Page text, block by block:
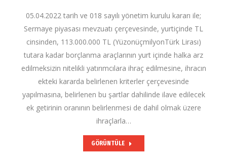
05.04.2022 tarih ve 018 sayılı yönetim kurulu kararı ile;
Sermaye piyasası mevzuatı çerçevesinde, yurtiçinde TL
cinsinden, 113.000.000 TL (YüzonüçmilyonTürk Lirası)
tutara kadar borçlanma araçlarının yurt içinde halka arz
edilmeksizin nitelikli yatırımcılara ihraç edilmesine, ihracın
ekteki kararda belirlenen kriterler çerçevesinde
yapılmasına, belirlenen bu şartlar dahilinde ilave edilecek
ek getirinin oranının belirlenmesi de dahil olmak üzere
ihraçlarla…
GÖRÜNTÜLE